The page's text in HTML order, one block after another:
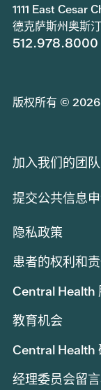
1111 East Cesar
德克萨斯州奥斯
512.978.8000
版权所有 ©
加入我们的团队
提交公共信息
隐私政策
患者的权利和
Central Health
教育机会
Central Health
经理委员会留